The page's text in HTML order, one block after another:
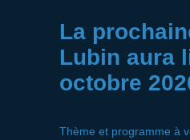
La
Lubin aura
octobre
Thème et programme à